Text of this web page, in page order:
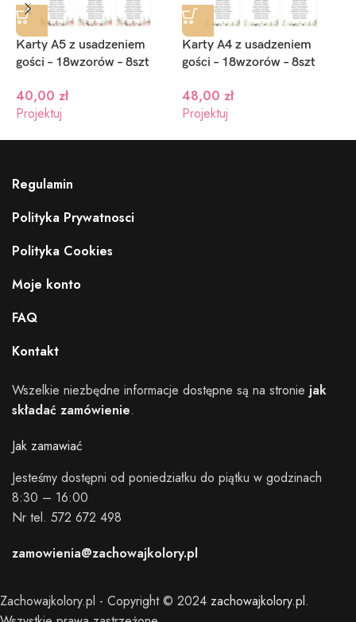
Karty A5 z usadzeniem
gości – 18wzorów – 8szt
40,00 zł
Projektuj
Karty A4 z usadzeniem
gości – 18wzorów – 8szt
48,00 zł
Projektuj
Regulamin
Polityka Prywatnosci
Polityka Cookies
Moje konto
FAQ
Kontakt
Wszelkie niezbędne informacje dostępne są na stronie jak
składać zamówienie.
Jak zamawiać
Jesteśmy dostępni od poniedziałku do piątku w godzinach
8:30 – 16:00
Nr tel. 572 672 498
zamowienia@zachowajkolory.pl
Zachowajkolory.pl - Copyright © 2024 zachowajkolory.pl.